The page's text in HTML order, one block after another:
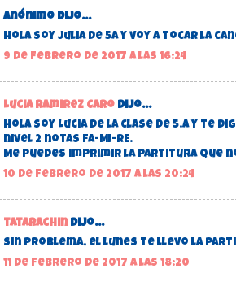
Anónimo dijo...
hola soy julia de 5a y voy a tocar la
9 de febrero de 2017 a las 16:24
Lucia Ramirez Caro dijo...
Hola soy Lucia de la clase de 5.A y te
nivel 2 notas FA-MI-RE.
Me puedes imprimir la partitura que
10 de febrero de 2017 a las 20:24
tatarachin dijo...
Sin problema, el lunes te llevo la
11 de febrero de 2017 a las 18:20